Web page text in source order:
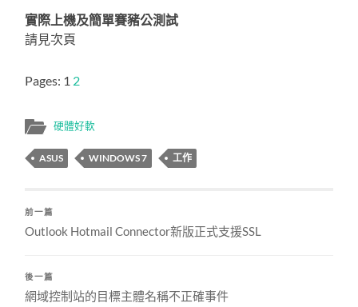
實際上機及簡單賽豬公測試
請見次頁
Pages: 1 2
硬體好軟
ASUS WINDOWS 7 工作
前一篇
Outlook Hotmail Connector新版正式支援SSL
後一篇
網域控制站的目標主體名稱不正確事件